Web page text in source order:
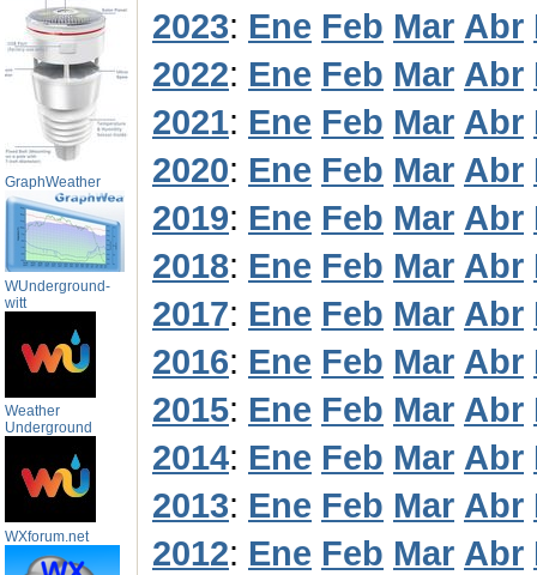
GraphWeather
WUnderground-
witt
Weather
Underground
WXforum.net
2023: Ene Feb Mar Abr
2022: Ene Feb Mar Abr
2021: Ene Feb Mar Abr
2020: Ene Feb Mar Abr
2019: Ene Feb Mar Abr
2018: Ene Feb Mar Abr
2017: Ene Feb Mar Abr
2016: Ene Feb Mar Abr
2015: Ene Feb Mar Abr
2014: Ene Feb Mar Abr
2013: Ene Feb Mar Abr
2012: Ene Feb Mar Abr